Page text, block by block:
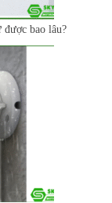
bao lâu?